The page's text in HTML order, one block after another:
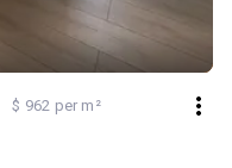
$ 962 per m²